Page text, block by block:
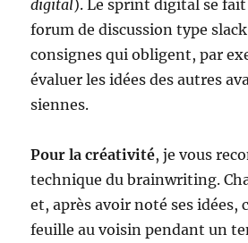
digital). Le sprint digital se
forum de discussion type
consignes qui obligent, par
évaluer les idées des autres
siennes.
Pour la créativité, je vous
technique du brainwriting.
et, après avoir noté ses idées,
feuille au voisin pendant un